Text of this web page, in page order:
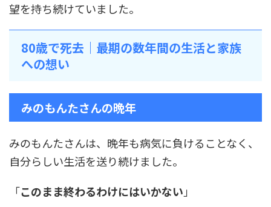
望を持ち続けていました。
80歳で死去｜最期の数年間の生活と家族
への想い
みのもんたさんの晩年
みのもんたさんは、晩年も病気に負けることなく、
自分らしい生活を送り続けました。
「このまま終わるわけにはいかない 」